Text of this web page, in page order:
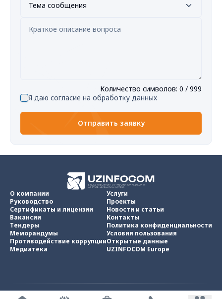
Тема сообщения
Количество символов: 0 / 999
Я даю согласие на обработку данных
Отправить заявку
О компании
Руководство
Сертификаты и лицензии
Вакансии
Тендеры
Меморандумы
Противодействие коррупции
Медиатека
Услуги
Проекты
Новости и статьи
Контакты
Политика конфиденциальности
Условия пользования
Открытые данные
UZINFOCOM Europe